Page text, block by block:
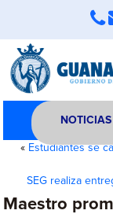
NOTICIAS
« Estudiantes se
SEG realiza
Maestro